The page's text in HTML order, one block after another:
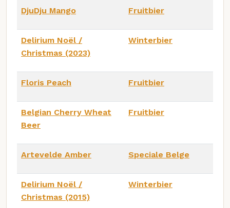
DjuDju Mango Fruitbier
Delirium Noël /
Christmas (2023)
Winterbier
Floris Peach Fruitbier
Belgian Cherry Wheat
Beer
Fruitbier
Artevelde Amber Speciale Belge
Delirium Noël /
Christmas (2015)
Winterbier